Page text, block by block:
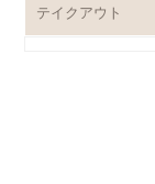
テイクアウト